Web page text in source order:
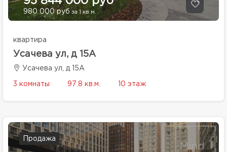
980 000 руб за 1 кв.м.
квартира
Усачева ул, д 15А
Усачева ул, д 15А
3 комнаты 97.8 кв.м. 10 этаж
Продажа